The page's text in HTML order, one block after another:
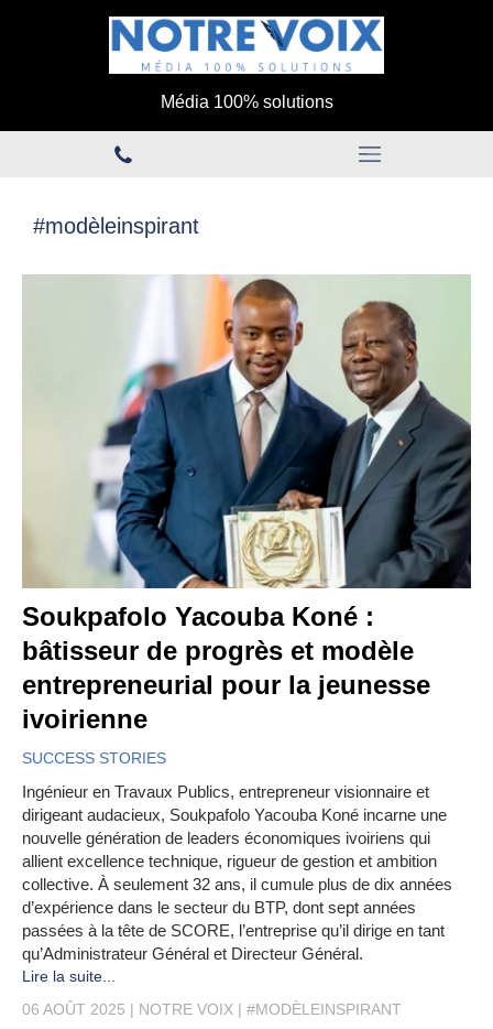
Média 100% solutions
#modèleinspirant
Soukpafolo Yacouba Koné :
bâtisseur de progrès et modèle
entrepreneurial pour la jeunesse
ivoirienne
SUCCESS STORIES
Ingénieur en Travaux Publics, entrepreneur visionnaire et
dirigeant audacieux, Soukpafolo Yacouba Koné incarne une
nouvelle génération de leaders économiques ivoiriens qui
allient excellence technique, rigueur de gestion et ambition
collective. À seulement 32 ans, il cumule plus de dix années
d’expérience dans le secteur du BTP, dont sept années
passées à la tête de SCORE, l’entreprise qu’il dirige en tant
qu’Administrateur Général et Directeur Général.
Lire la suite...
06 AOÛT 2025
NOTRE VOIX #MODÈLEINSPIRANT